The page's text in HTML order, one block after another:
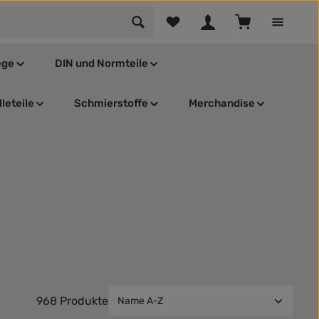
Du hast 0 Produkte auf dem
DIN und Normteile
Schmierstoffe Merchandise
968 Produkte